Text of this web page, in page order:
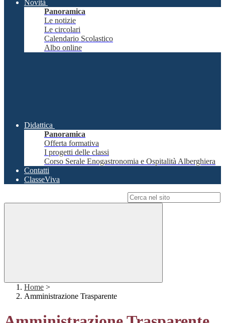
Novità
Panoramica
Le notizie
Le circolari
Calendario Scolastico
Albo online
Didattica
Panoramica
Offerta formativa
I progetti delle classi
Corso Serale Enogastronomia e Ospitalità Alberghiera
Contatti
ClasseViva
Home >
Amministrazione Trasparente